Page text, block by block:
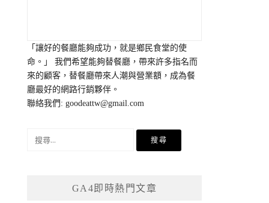
「讓好的餐廳能夠成功，就是鄉民食堂的使
命。」 我們希望能夠替餐廳，帶來許多指名而
來的顧客，替餐廳帶來人潮與營業額，成為餐
廳最好的網路行銷夥伴。
聯絡我們:goodeattw@gmail.com
GA4即時熱門文章